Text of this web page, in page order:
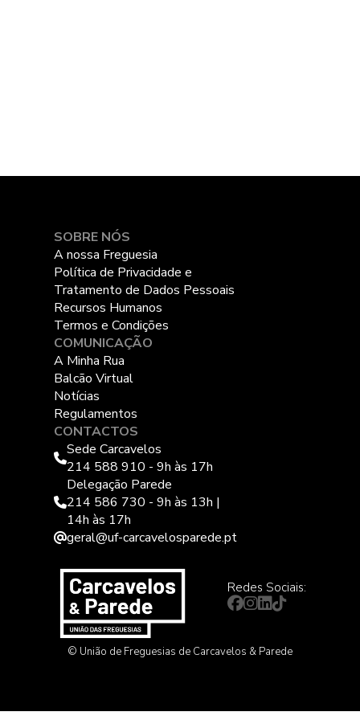
SOBRE NÓS
A nossa Freguesia
Política de Privacidade e
Tratamento de Dados Pessoais
Recursos Humanos
Termos e Condições
COMUNICAÇÃO
A Minha Rua
Balcão Virtual
Notícias
Regulamentos
CONTACTOS
Sede Carcavelos
214 588 910 - 9h às 17h
Delegação Parede
214 586 730 - 9h às 13h |
14h às 17h
geral@uf-carcavelosparede.pt
© União de Freguesias de Carcavelos & Parede
Redes Sociais: